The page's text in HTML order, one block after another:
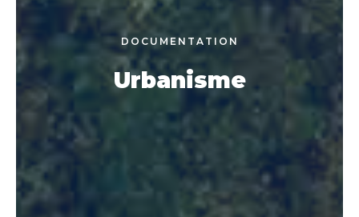
DOCUMENTATION
Urbanisme